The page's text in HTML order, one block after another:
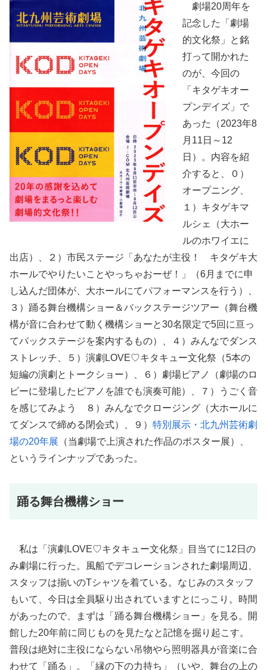
劇場20周年を
記念した「劇場
的文化祭」と銘
打って開かれた
のが、今回の
「キタゲキオー
プンデイズ」で
あった（2023年8
月11日～12
日）。内容を紹
介すると、０）
オープニング、
１）キタゲキマ
ルシェ（大ホー
ルのホワイエに
出店）、２）市民ステージ「あなたが主役！ キタゲキ大
ホールでやりたいことやっちゃおーぜ！」（6月までに申
し込んだ団体が、大ホールにてパフォーマンスを行う）、
３）踊る舞台機構ショー＆バックステージツアー（舞台機
構が音に合わせて動く機構ショーと30名限定で5回に亘っ
てバックステージを案内するもの）、４）みんなでダンス
ストレッチ、５）演劇LOVE♡キタキュー文化祭（5本の
短編の演劇とトークショー）、６）劇場ピアノ（劇場のロ
ビーに登場したピアノを誰でも演奏可能）、７）うごく音
を感じてみよう ８）みんなでクロージング（大ホールに
てダンスで締める閉会式）、９） 特別展示・北九州芸術劇
場の20年展 （当劇場で上演された作品のポスター展）、
というラインナップであった。
踊る舞台機構ショー
私は「演劇LOVE♡キタキュー文化祭」目当てに12日の
み劇場に行った。風船でデコレーションされた劇場周辺、
スタッフは揃いのTシャツを着ている。なじみのスタッフ
もいて、今日は全員駆り出されていますとにっこり。時間
があったので、まずは「踊る舞台機構ショー」を見る。開
館した20年前に同じものを見たなと記憶を掘り起こす。
普段は絶対に主役にならない吊物やら照明器具が音楽に合
わせて「踊る」。「縁の下の力持ち」（いや、舞台の上の